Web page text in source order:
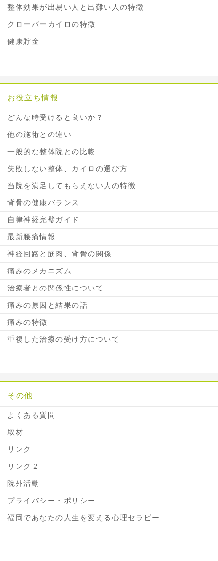
整体効果が出易い人と出難い人の特徴
クローバーカイロの特徴
健康貯金
お役立ち情報
どんな時受けると良いか？
他の施術との違い
一般的な整体院との比較
失敗しない整体、カイロの選び方
当院を満足してもらえない人の特徴
背骨の健康バランス
自律神経完璧ガイド
最新腰痛情報
神経回路と筋肉、背骨の関係
痛みのメカニズム
治療者との関係性について
痛みの原因と結果の話
痛みの特徴
重複した治療の受け方について
その他
よくある質問
取材
リンク
リンク２
院外活動
プライバシー・ポリシー
福岡であなたの人生を変える心理セラピー